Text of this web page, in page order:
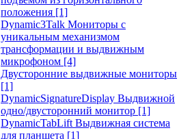
положения [1]
Dynamic3Talk Мониторы с
уникальным механизмом
трансформации и выдвижным
микрофоном [4]
Двусторонние выдвижные мониторы
[1]
DynamicSignatureDisplay Выдвижной
одно/двусторонний монитор [1]
DynamicTabLift Выдвижная система
для планшета [1]